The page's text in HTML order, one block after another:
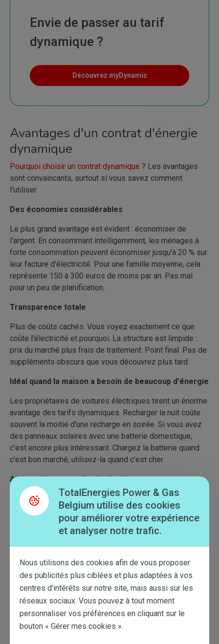
Envie de passer au tarif
dynamique ?
Découvrez myDynamic
Avantages d'un contrat d'énergie
dynamique
Pourquoi choisir un contrat dynamique ? Les avantages
sont convaincants, surtout si vous savez comment
l'utiliser.
Des économies considérables
Le plus grand avantage est évident : économiser de
l'argent. En consommant intelligemment, les ménages à
forte consommation peuvent économiser jusqu'à 20 % sur
leur facture d'électricité. Pour une famille moyenne, cela
représente 150 à 300 euros de moins par an. Pas mal
pour un peu de planification.
Transparence totale
Plus de coûts cachés. Vous voyez exactement ce que
coûte l'électricité et pourquoi. La structure est limpide :
prix du marché plus frais de traitement. Point final. Pas de
suppléments obscurs que vous découvrez plus tard.
Idéal quand la maison a besoin de beaucoup d'énergie
Les propriétaires de voitures électriques tirent un énorme
avantage des tarifs dynamiques. Recharger la nuit coûte
souvent la moitié d'une recharge en soirée. Si vous avez
des panneaux solaires avec une batterie domestique,
c'est encore plus intéressant. Chargez la batterie quand
c'est bon marché, utilisez-la quand c'est cher.
Automatiquement plus écologique
Voici le plus beau : les moments bon marché sont souvent
des moments verts. Beaucoup de vent ou de soleil
signifie des prix bas. En consommant davantage à ces
moments-là, vous optez automatiquement pour l'énergie
renouvelable. Votre portefeuille et l'environnement y
gagnent tous les deux.
Les appareils intelligents deviennent vraiment
intelligents
Les tarifs dynamiques donnent vraiment du sens aux
appareils intelligents. Un chauffe-eau intelligent qui se
réchauffe quand l'électricité est très bon marché. Une
TotalEnergies Power & Gas
Belgium utilise des cookies
pour améliorer votre expérience
et analyser notre trafic.
Nous utilisons des cookies afin de vous proposer
des publicités plus ciblées et plus adaptées à vos
centres d'intérêts sur notre site, mais aussi sur les
réseaux sociaux. Vous pouvez à tout moment
personnaliser vos préférences en cliquant sur le
bouton « Gérer mes cookies ».